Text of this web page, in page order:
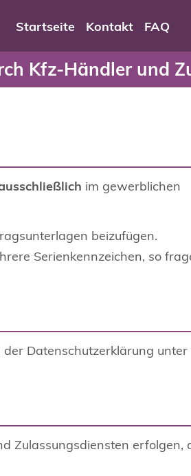
durch Kfz-
Startseite Kontakt FAQ
Kfz-Händler und
im gewerblichen
beizufügen.
Serienkennzeichen, so
Datenschutzerklärung unter
Zulassungsdiensten erfolgen,